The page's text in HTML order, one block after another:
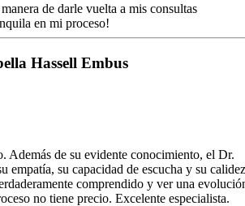
de darle vuelta a mis consultas
en mi proceso!
Hassell Embus
Además de su evidente conocimiento, el Dr.
empatía, su capacidad de escucha y su calidez
comprendido y ver una
no tiene precio. Excelente especialista.